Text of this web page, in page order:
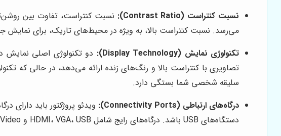
نسبت کنتراست (Contrast Ratio):
نسبت کنتراست، تفاوت بین
می‌رسد. نسبت کنتراست بالا، به ویژه در محیط‌های تاریک، برای نمایش
تکنولوژی نمایش (Display Technology):
سلیقه شخصی شما بستگی دارد.
درگاه‌های ارتباطی (Connectivity Ports):
دستگاه‌های USB باشد. درگاه‌های رایج شامل HDMI، VGA، USB و Composite Video هستند. وجود درگاه HDMI، برای انتقال تصاویر با کیفیت بالا ضروری است.